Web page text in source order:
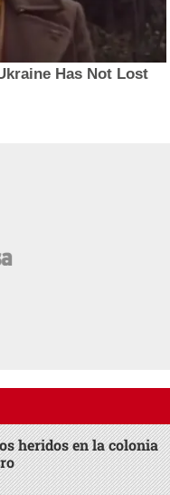
Has Not Lost
heridos en la colonia